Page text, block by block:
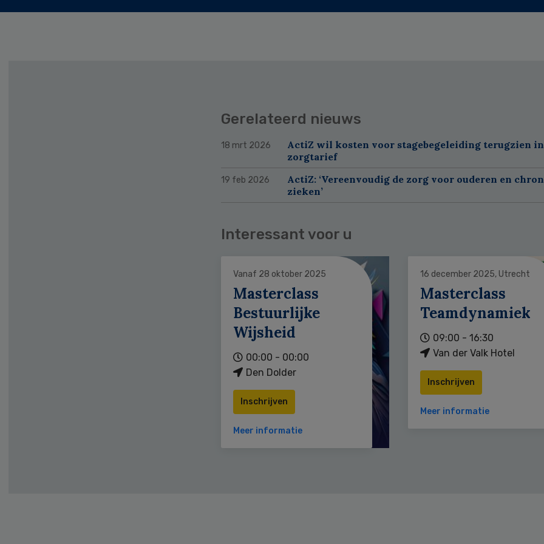
Gerelateerd nieuws
18 mrt 2026
ActiZ wil kosten voor stagebegeleiding terugzien in
zorgtarief
19 feb 2026
ActiZ: ‘Vereenvoudig de zorg voor ouderen en
zieken’
Interessant voor u
Vanaf 28 oktober 2025
Masterclass
Bestuurlijke
Wijsheid
00:00 - 00:00
Den Dolder
Inschrijven
Meer informatie
16 december 2025, Utrecht
Masterclass
Teamdynamiek
09:00 - 16:30
Van der Valk Hotel
Inschrijven
Meer informatie